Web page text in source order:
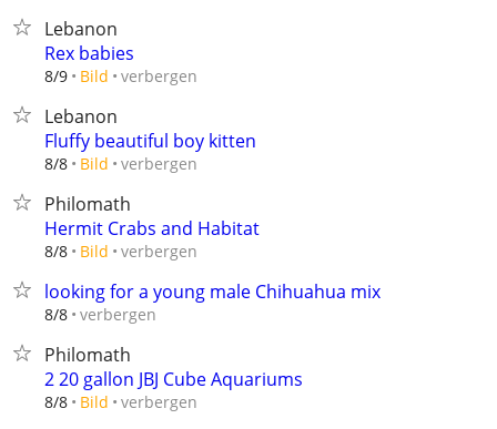
Lebanon
Rex babies
8/9 Bild verbergen
Lebanon
Fluffy beautiful boy kitten
8/8 Bild verbergen
Philomath
Hermit Crabs and Habitat
8/8 Bild verbergen
looking for a young male Chihuahua mix
8/8 verbergen
Philomath
2 20 gallon JBJ Cube Aquariums
8/8 Bild verbergen